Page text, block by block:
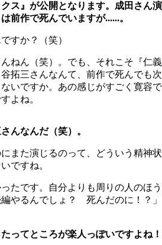
ス』が公開となります。成田さん演
前作で死んでいますが......。
すか？（笑）
ねん（笑）。でも、それこそ『仁義
拓三さんなんて、前作で死んでも次
いですか。あの感じがすごく寛容で
よね。
んなんだ（笑）。
また演じるのって、どういう精神状
ですね。
たです。自分よりも周りの人のほう
やるんでしょ？ 死んだのに！？」
ってところが楽人っぽいですよね！